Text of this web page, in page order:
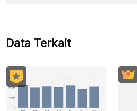
Data Terkait